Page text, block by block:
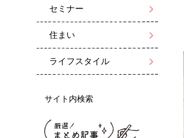
セミナー
住まい
ライフスタイル
サイト内検索